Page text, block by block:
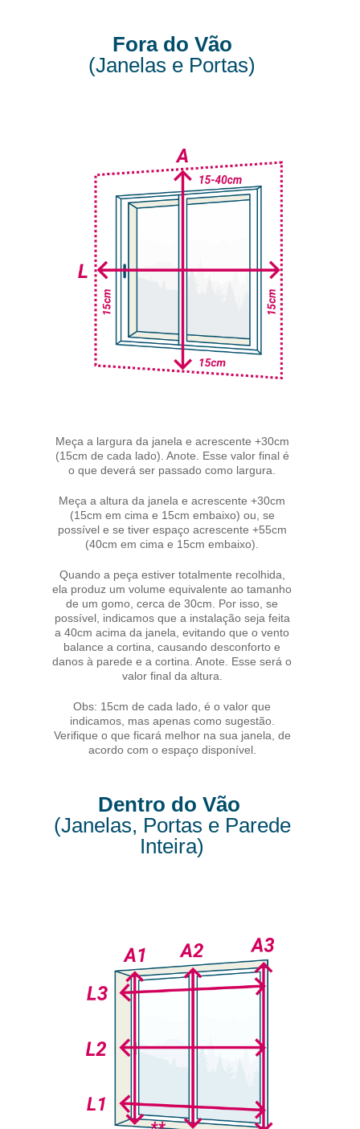
Fora do Vão
(Janelas e Portas)
Meça a largura da janela e acrescente +30cm
(15cm de cada lado). Anote. Esse valor final é
o que deverá ser passado como largura.
Meça a altura da janela e acrescente +30cm
(15cm em cima e 15cm embaixo) ou, se
possível e se tiver espaço acrescente +55cm
(40cm em cima e 15cm embaixo).
Quando a peça estiver totalmente recolhida,
ela produz um volume equivalente ao tamanho
de um gomo, cerca de 30cm. Por isso, se
possível, indicamos que a instalação seja feita
a 40cm acima da janela, evitando que o vento
balance a cortina, causando desconforto e
danos à parede e a cortina. Anote. Esse será o
valor final da altura.
Obs: 15cm de cada lado, é o valor que
indicamos, mas apenas como sugestão.
Verifique o que ficará melhor na sua janela, de
acordo com o espaço disponível.
Dentro do Vão
(Janelas, Portas e Parede
Inteira)